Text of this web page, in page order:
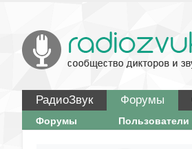
РадиоЗвук Форумы
Форумы Пользователи